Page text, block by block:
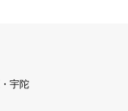
宇陀